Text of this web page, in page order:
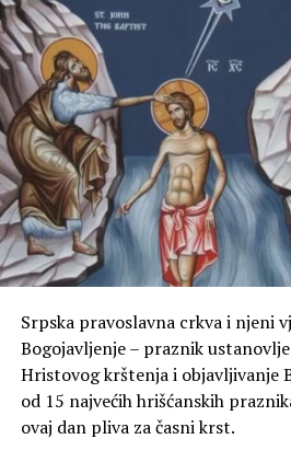
Srpska pravoslavna crkva i njeni
Bogojavljenje – praznik
Hristovog krštenja i objavljivanje
od 15 najvećih hrišćanskih
ovaj dan pliva za časni krst.